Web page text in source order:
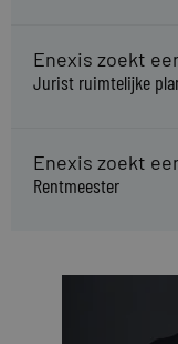
Enexis zoekt
Jurist ruimtelijke
Enexis zoekt
Rentmeester